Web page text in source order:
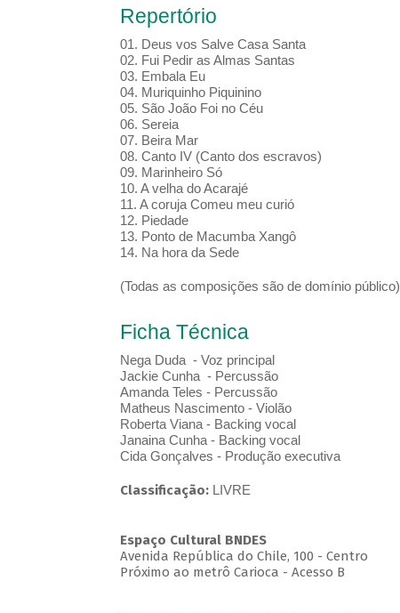
Repertório
01. Deus vos Salve Casa Santa
02. Fui Pedir as Almas Santas
03. Embala Eu
04. Muriquinho Piquinino
05. São João Foi no Céu
06. Sereia
07. Beira Mar
08. Canto IV (Canto dos escravos)
09. Marinheiro Só
10. A velha do Acarajé
11. A coruja Comeu meu curió
12. Piedade
13. Ponto de Macumba Xangô
14. Na hora da Sede
(Todas as composições são de domínio público)
Ficha Técnica
Nega Duda - Voz principal
Jackie Cunha - Percussão
Amanda Teles - Percussão
Matheus Nascimento - Violão
Roberta Viana - Backing vocal
Janaina Cunha - Backing vocal
Cida Gonçalves - Produção executiva
Classificação: LIVRE
Espaço Cultural BNDES
Avenida República do Chile, 100 - Centro
Próximo ao metrô Carioca - Acesso B